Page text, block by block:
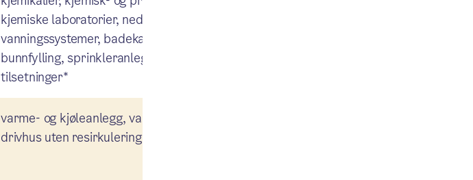
kjemiske laboratorier, nedgravde
vanningssystemer, badekar med
bunnfylling, sprinkleranlegg med og uten
tilsetninger*
varme- og kjøleanlegg, vanningsanlegg i
drivhus uten resirkulering